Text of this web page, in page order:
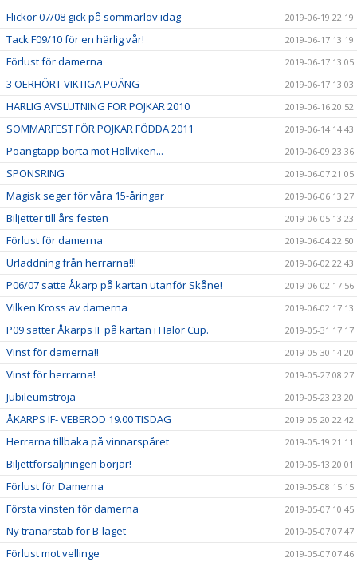
Flickor 07/08 gick på sommarlov idag 2019-06-19 22:19
Tack F09/10 för en härlig vår! 2019-06-17 13:19
Förlust för damerna 2019-06-17 13:05
3 OERHÖRT VIKTIGA POÄNG 2019-06-17 13:03
HÄRLIG AVSLUTNING FÖR POJKAR 2010 2019-06-16 20:52
SOMMARFEST FÖR POJKAR FÖDDA 2011 2019-06-14 14:43
Poängtapp borta mot Höllviken... 2019-06-09 23:36
SPONSRING 2019-06-07 21:05
Magisk seger för våra 15-åringar 2019-06-06 13:27
Biljetter till års festen 2019-06-05 13:23
Förlust för damerna 2019-06-04 22:50
Urladdning från herrarna!!! 2019-06-02 22:43
P06/07 satte Åkarp på kartan utanför Skåne! 2019-06-02 17:56
Vilken Kross av damerna 2019-06-02 17:13
P09 sätter Åkarps IF på kartan i Halör Cup. 2019-05-31 17:17
Vinst för damerna!! 2019-05-30 14:20
Vinst för herrarna! 2019-05-27 08:27
Jubileumströja 2019-05-23 23:20
ÅKARPS IF- VEBERÖD 19.00 TISDAG 2019-05-20 22:42
Herrarna tillbaka på vinnarspåret 2019-05-19 21:11
Biljettförsäljningen börjar! 2019-05-13 20:01
Förlust för Damerna 2019-05-08 15:15
Första vinsten för damerna 2019-05-07 10:45
Ny tränarstab för B-laget 2019-05-07 07:47
Förlust mot vellinge 2019-05-07 07:46